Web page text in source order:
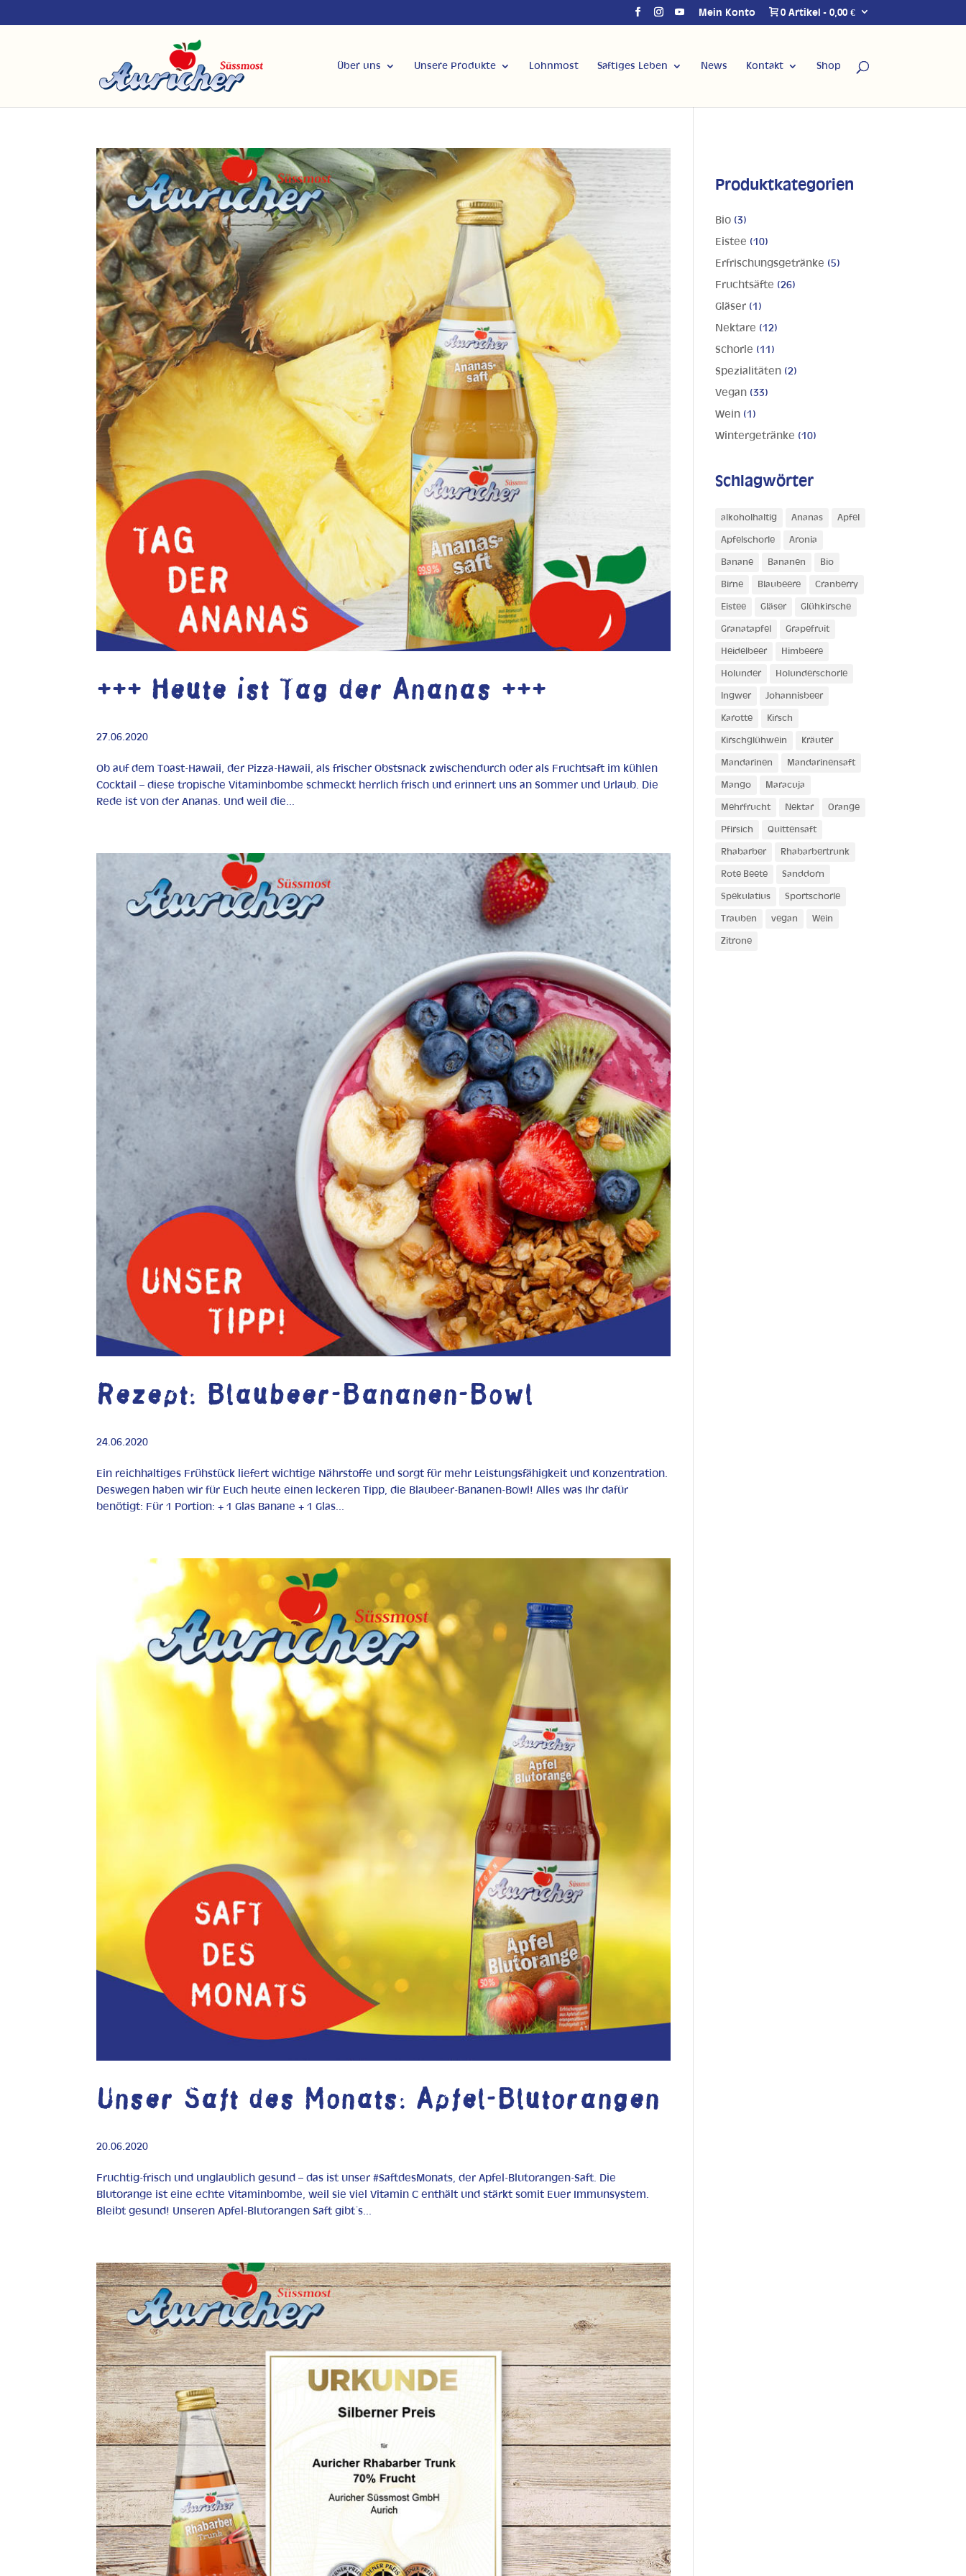
Mein Konto 0 Artikel 0,00 €
Über uns Unsere Produkte Lohnmost Saftiges Leben News Kontakt Shop
+++ Heute ist Tag der Ananas +++
27.06.2020
Ob auf dem Toast-Hawaii, der Pizza-Hawaii, als frischer Obstsnack zwischendurch oder als Fruchtsaft im kühlen
Cocktail – diese tropische Vitaminbombe schmeckt herrlich frisch und erinnert uns an Sommer und Urlaub. Die
Rede ist von der Ananas. Und weil die...
Rezept: Blaubeer-Bananen-Bowl
24.06.2020
Ein reichhaltiges Frühstück liefert wichtige Nährstoffe und sorgt für mehr Leistungsfähigkeit und Konzentration.
Deswegen haben wir für Euch heute einen leckeren Tipp, die Blaubeer-Bananen-Bowl! Alles was Ihr dafür
benötigt: Für 1 Portion: + 1 Glas Banane + 1 Glas...
Unser Saft des Monats: Apfel-Blutorangen
20.06.2020
Fruchtig-frisch und unglaublich gesund – das ist unser #SaftdesMonats, der Apfel-Blutorangen-Saft. Die
Blutorange ist eine echte Vitaminbombe, weil sie viel Vitamin C enthält und stärkt somit Euer Immunsystem.
Bleibt gesund! Unseren Apfel-Blutorangen Saft gibt´s...
Produktkategorien
Bio (3)
Eistee (10)
Erfrischungsgetränke (5)
Fruchtsäfte (26)
Gläser (1)
Nektare (12)
Schorle (11)
Spezialitäten (2)
Vegan (33)
Wein (1)
Wintergetränke (10)
Schlagwörter
alkoholhaltig Ananas Apfel
Apfelschorle Aronia
Banane Bananen Bio
Birne Blaubeere Cranberry
Eistee Gläser Glühkirsche
Granatapfel Grapefruit
Heidelbeer Himbeere
Holunder Holunderschorle
Ingwer Johannisbeer
Karotte Kirsch
Kirschglühwein Kräuter
Mandarinen Mandarinensaft
Mango Maracuja
Mehrfrucht Nektar Orange
Pfirsich Quittensaft
Rhabarber Rhabarbertrunk
Rote Beete Sanddorn
Spekulatius Sportschorle
Trauben vegan Wein
Zitrone